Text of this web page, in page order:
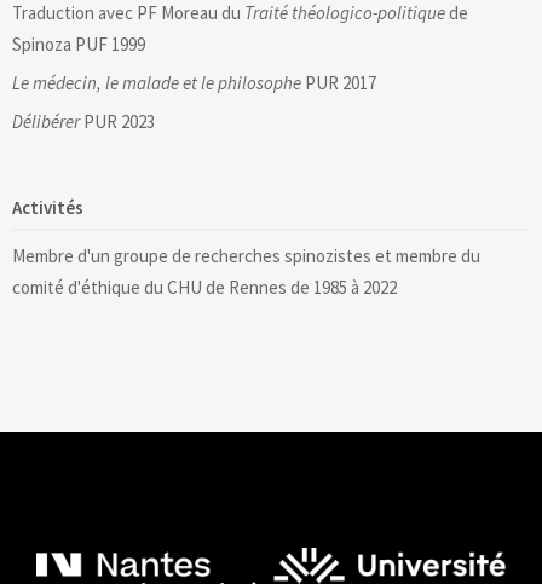
Traduction avec PF Moreau du Traité théologico-politiquede
Spinoza PUF 1999
Le médecin, le malade et le philosophe PUR 2017
DélibérerPUR 2023
Activités
Membre d'un groupe de recherches spinozistes et membre du
comité d'éthique du CHU de Rennes de 1985 à 2022